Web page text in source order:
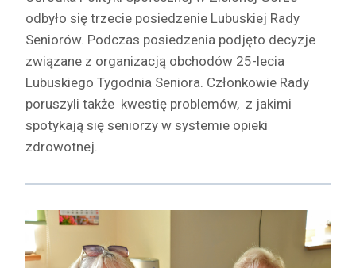
odbyło się trzecie posiedzenie Lubuskiej Rady
Seniorów. Podczas posiedzenia podjęto decyzje
związane z organizacją obchodów 25-lecia
Lubuskiego Tygodnia Seniora. Członkowie Rady
poruszyli także kwestię problemów, z jakimi
spotykają się seniorzy w systemie opieki
zdrowotnej.